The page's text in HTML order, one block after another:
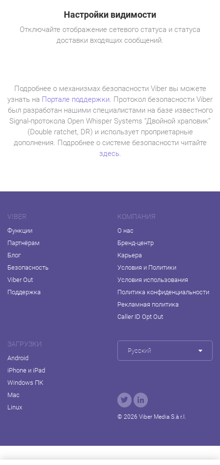
Настройки видимости
Отключайте отображение сетевого статуса и статуса
доставки входящих сообщений.
Подробнее о механизмах безопасности Viber вы можете
узнать на Портале поддержки. Протокол безопасности Viber
был разработан нашими специалистами на базе известного
Signal-протокола Open Whisper Systems “Двойной храповик”
(Double ratchet, DR) и использует проприетарные
дополнения. Подробнее о системе безопасности читайте
здесь.
VIBER
Функции
Партнёрам
Блог
Безопасность
Viber Out
Поддержка
КОМПАНИЯ
О нас
Бренд-центр
Карьера
Условия и Политики
Условия использования
Политика конфиденциальности
Рекламная политика
Caller ID Opt Out
ЗАГРУЗКИ
Android
iPhone и iPad
Windows ПК
Mac
Linux
Русский
© 2026 Viber Media S.à r.l.